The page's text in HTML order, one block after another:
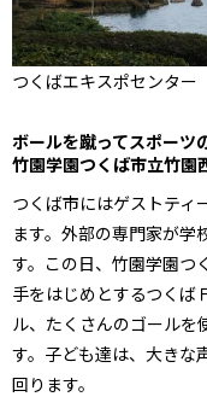
つくばエキスポセンター
ボールを蹴ってスポーツ
竹園学園つくば市立竹園
つくば市にはゲストティ
ます。外部の専門家が学
す。この日、竹園学園つ
手をはじめとするつくば
ル、たくさんのゴールを
す。子ども達は、大きな
回ります。